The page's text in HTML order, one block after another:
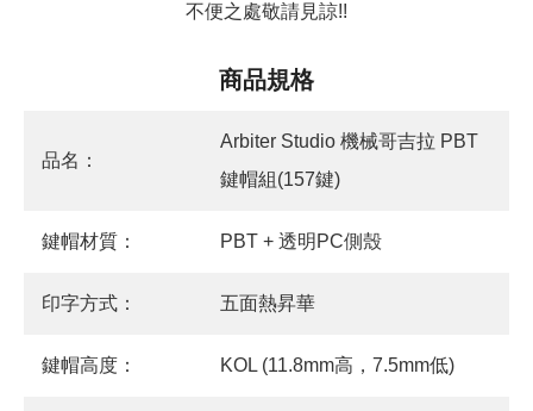
不便之處敬請見諒!!
商品規格
品名：
Arbiter Studio 機械哥吉拉 PBT
鍵帽組(157鍵)
鍵帽材質： PBT + 透明PC側殼
印字方式： 五面熱昇華
鍵帽高度： KOL (11.8mm高，7.5mm低)